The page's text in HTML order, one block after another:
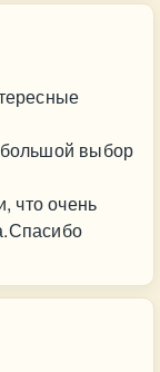
выбор
что очень